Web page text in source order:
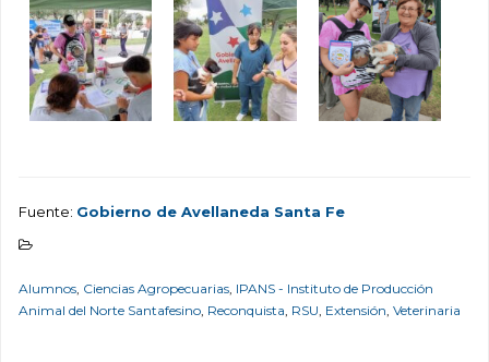
Fuente: Gobierno de Avellaneda Santa Fe
Alumnos, Ciencias Agropecuarias, IPANS - Instituto de Producción
Animal del Norte Santafesino, Reconquista, RSU, Extensión, Veterinaria